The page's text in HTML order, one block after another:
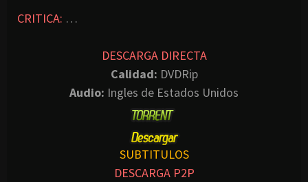
CRITICA: …
DESCARGA DIRECTA
Calidad: DVDRip
Audio: Ingles de Estados Unidos
SUBTITULOS
DESCARGA P2P